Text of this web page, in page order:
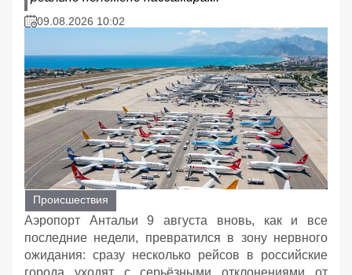
09.08.2026 10:02
Происшествия
Аэропорт Антальи 9 августа вновь, как и все
последние недели, превратился в зону нервного
ожидания: сразу несколько рейсов в российские
города уходят с серьёзными отклонениями от